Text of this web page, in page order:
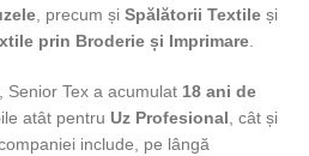
, precum și Spălătorii Textile și
prin Broderie și Imprimare.
, Senior Tex a acumulat 18 ani de
atât pentru Uz Profesional, cât și
include, pe lângă